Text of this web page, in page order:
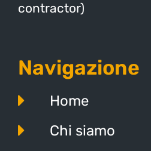
contractor)
Navigazione
Home
Chi siamo